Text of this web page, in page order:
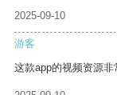
2025-09-10
游客
这款app的视频资源非